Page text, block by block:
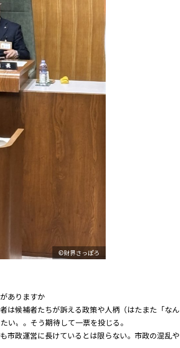
©財界さっぽろ
りますか――
は候補者たちが訴える政策や人柄（はたまた「なん
〟。そう期待して一票を投じる。
市政運営に長けているとは限らない。市政の混乱や